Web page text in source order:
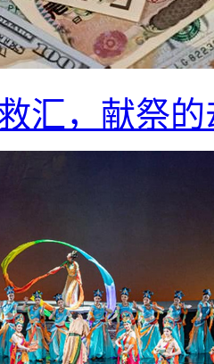
汇，献祭